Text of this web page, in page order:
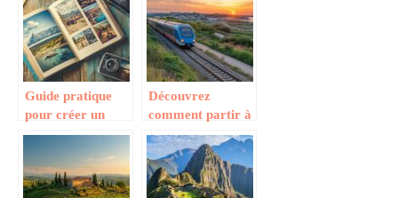
les plus
accueillants pour
les félins
France : Les plus
beaux chateaux
pour votre
reportage photo
Guide pratique
pour créer un
album photo
après un road trip
Découvrez
comment partir à
l’aventure sur
l’Île d’Yeu en
partant de
Bordeaux